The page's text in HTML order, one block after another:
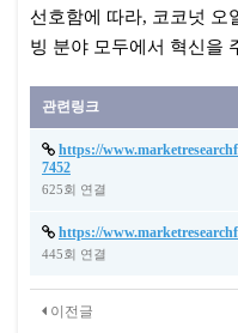
선호함에 따라, 코코넛 오
빙 분야 모두에서 혁신을
관련링크
https://
7452
625회 연결
https://
445회 연결
이전글